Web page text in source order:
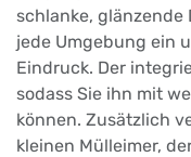
schlanke,
jede Umgebung ein
Eindruck. Der
sodass Sie ihn mit
können. Zusätzlich
kleinen Mülleimer,